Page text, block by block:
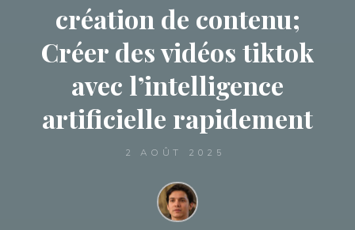
création de contenu;
Créer des vidéos tiktok
avec l’intelligence
artificielle rapidement
2 AOÛT 2025